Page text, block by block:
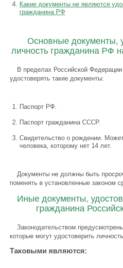
Какие документы не являются
гражданина РФ
Основные документы,
личность гражданина РФ
В пределах Российской
удостоверять такие документы:
Паспорт РФ.
Паспорт гражданина СССР.
Свидетельство о рождении.
человека, которому нет 14 лет.
Документы не должны быть
поменять в установленные законом
Иные документы,
гражданина
Законодательством
которые могут удостоверить
Таковыми являются: